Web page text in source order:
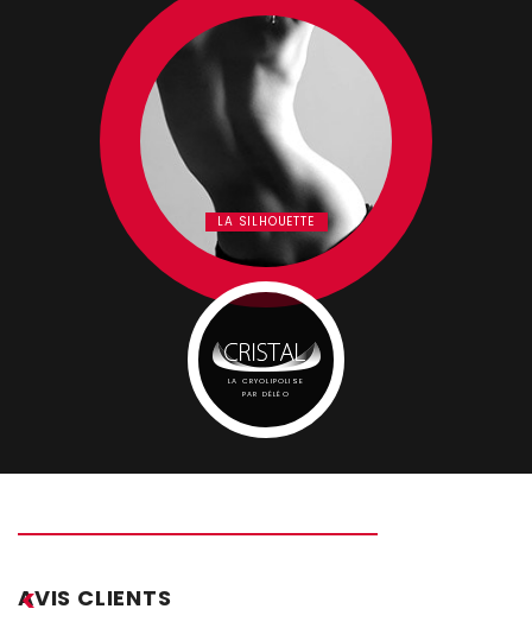
LA SILHOUETTE
LA CRYOLIPOLISE
PAR DÉLÉO
AVIS CLIENTS